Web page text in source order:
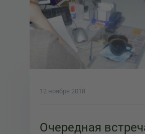
12 ноября 2018
Очередная